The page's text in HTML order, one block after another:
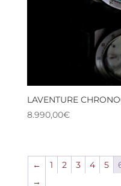
LAVENTURE
8.990,00€
← 1 2 3 4 5
→